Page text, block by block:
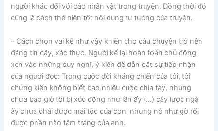
người khác đối với các nhân vật trong truyện. Đồng thời đó
cũng là cách thể hiện tốt nội dung tư tưởng của truyện.
– Cách chọn vai kể như vậy khiến cho câu chuyện trở nên
đáng tin cậy, xác thực. Người kể lại hoàn toàn chủ động
xen vào những suy nghĩ, ý kiến để dẫn dắt sự tiếp nhận
của người đọc: Trong cuộc đời kháng chiến của tôi, tôi
chứng kiến không biết bao nhiêu cuộc chia tay, nhưng
chưa bao giờ tôi bị xúc động như lần ấy (…) cây lược ngà
ấy chưa chải được mái tóc của con, nhưng nó như gỡ rối
được phần nào tâm trạng của anh.